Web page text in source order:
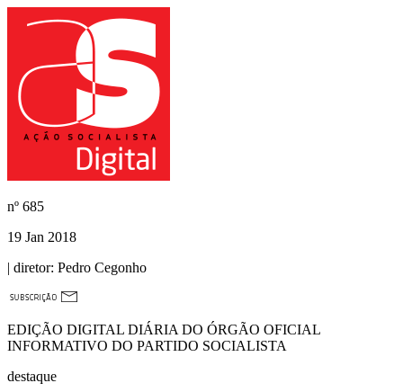
nº 685
19 Jan 2018
| diretor: Pedro Cegonho
EDIÇÃO DIGITAL DIÁRIA DO ÓRGÃO OFICIAL
INFORMATIVO DO PARTIDO SOCIALISTA
destaque